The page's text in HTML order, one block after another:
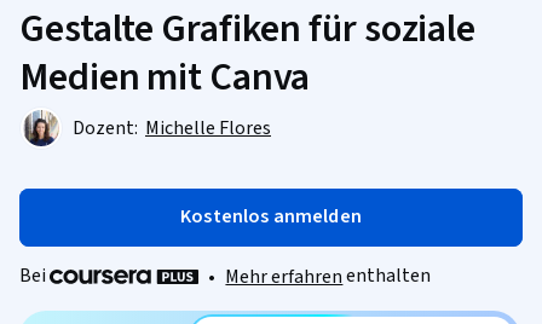
Gestalte Grafiken für soziale
Medien mit Canva
Dozent: Michelle Flores
Kostenlos anmelden
Bei • Mehr erfahrenenthalten